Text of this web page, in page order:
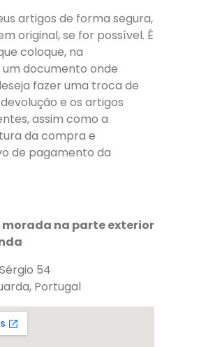
artigos de forma segura,
original, se for possível. É
coloque, na
documento onde
fazer uma troca de
e os artigos
assim como a
da compra e
de pagamento da
morada na parte exterior
54
Guarda, Portugal